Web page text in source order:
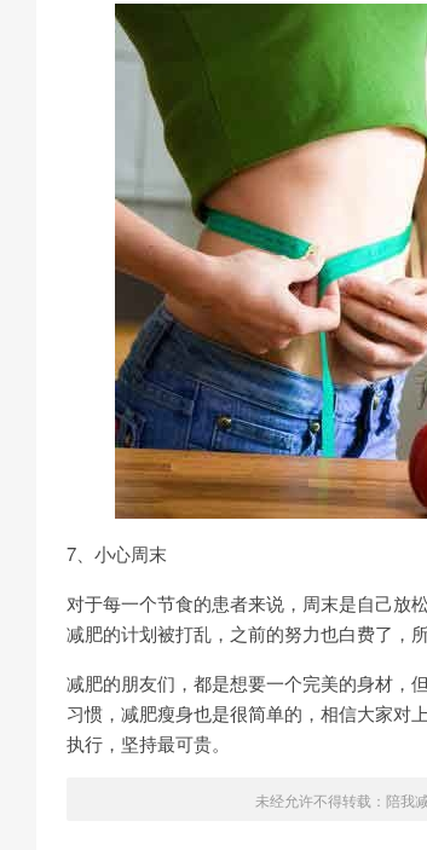
7、小心周末
对于每一个节食的患者来说，周末是自己放
减肥的计划被打乱，之前的努力也白费了，所
减肥的朋友们，都是想要一个完美的身材，
习惯，减肥瘦身也是很简单的，相信大家对
执行，坚持最可贵。
未经允许不得转载： 陪我